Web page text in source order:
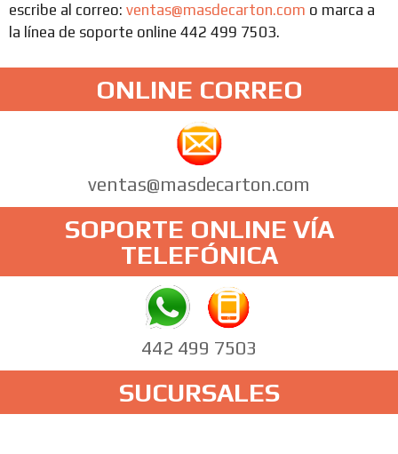
escribe al correo: ventas@masdecarton.com o marca a
la línea de soporte online 442 499 7503.
ONLINE CORREO
ventas@masdecarton.com
SOPORTE ONLINE VÍA
TELEFÓNICA
442 499 7503
SUCURSALES